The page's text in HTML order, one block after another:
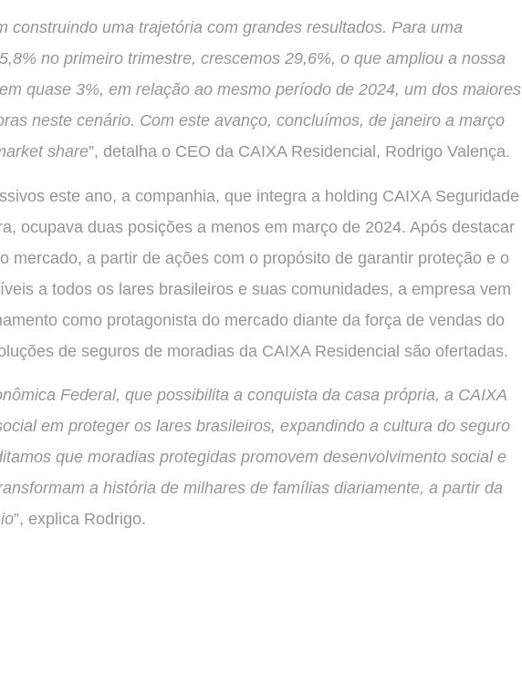
construindo uma trajetória com grandes resultados. Para uma
no primeiro trimestre, crescemos 29,6%, o que ampliou a nossa
quase 3%, em relação ao mesmo período de 2024, um dos maiores
neste cenário. Com este avanço, concluímos, de janeiro a março
share”, detalha o CEO da CAIXA Residencial, Rodrigo Valença.
este ano, a companhia, que integra a holding CAIXA Seguridade
ocupava duas posições a menos em março de 2024. Após destacar
mercado, a partir de ações com o propósito de garantir proteção e o
a todos os lares brasileiros e suas comunidades, a empresa vem
como protagonista do mercado diante da força de vendas do
de seguros de moradias da CAIXA Residencial são ofertadas.
Federal, que possibilita a conquista da casa própria, a CAIXA
em proteger os lares brasileiros, expandindo a cultura do seguro
que moradias protegidas promovem desenvolvimento social e
a história de milhares de famílias diariamente, a partir da
”, explica Rodrigo.